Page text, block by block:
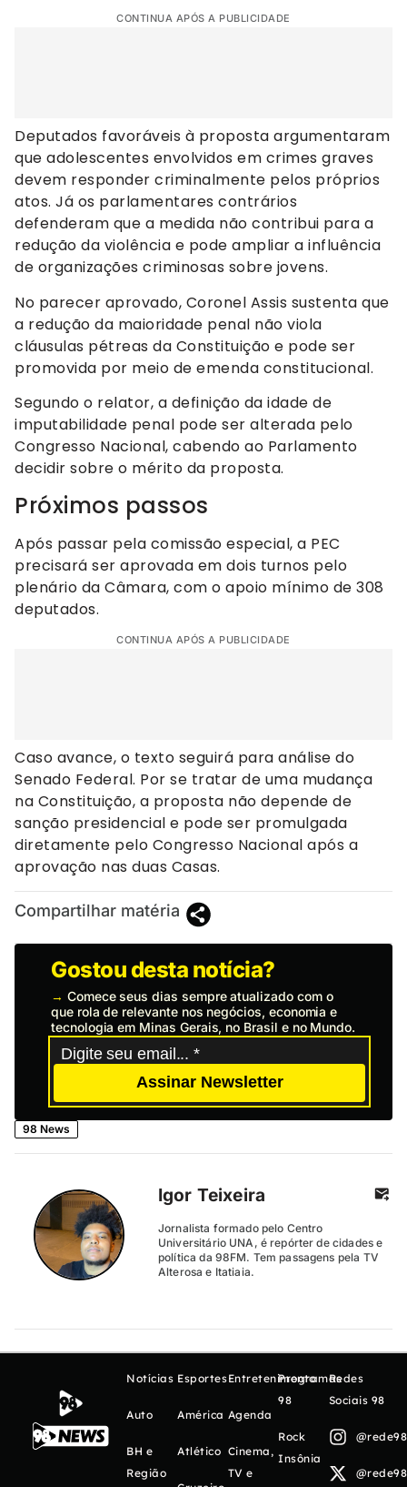
CONTINUA APÓS A PUBLICIDADE
Deputados favoráveis à proposta argumentaram
que adolescentes envolvidos em crimes graves
devem responder criminalmente pelos próprios
atos. Já os parlamentares contrários
defenderam que a medida não contribui para a
redução da violência e pode ampliar a influência
de organizações criminosas sobre jovens.
No parecer aprovado, Coronel Assis sustenta que
a redução da maioridade penal não viola
cláusulas pétreas da Constituição e pode ser
promovida por meio de emenda constitucional.
Segundo o relator, a definição da idade de
imputabilidade penal pode ser alterada pelo
Congresso Nacional, cabendo ao Parlamento
decidir sobre o mérito da proposta.
Próximos passos
Após passar pela comissão especial, a PEC
precisará ser aprovada em dois turnos pelo
plenário da Câmara, com o apoio mínimo de 308
deputados.
CONTINUA APÓS A PUBLICIDADE
Caso avance, o texto seguirá para análise do
Senado Federal. Por se tratar de uma mudança
na Constituição, a proposta não depende de
sanção presidencial e pode ser promulgada
diretamente pelo Congresso Nacional após a
aprovação nas duas Casas.
Compartilhar matéria
Gostou desta notícia?
→ Comece seus dias sempre atualizado com o
que rola de relevante nos negócios, economia e
tecnologia em Minas Gerais, no Brasil e no Mundo.
Assinar Newsletter
98 News
Igor Teixeira
Jornalista formado pelo Centro
Universitário UNA, é repórter de cidades e
política da 98FM. Tem passagens pela TV
Alterosa e Itatiaia.
Notícias
Auto
BH e
Região
Esportes
América
Atlético
Entretenimento
Agenda
Cinema,
TV e
Programas
98
Rock
Insônia
Redes
Sociais 98